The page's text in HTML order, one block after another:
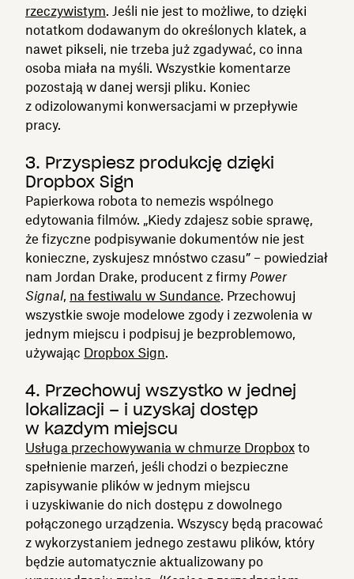
rzeczywistym. Jeśli nie jest to możliwe, to dzięki
notatkom dodawanym do określonych klatek, a
nawet pikseli, nie trzeba już zgadywać, co inna
osoba miała na myśli. Wszystkie komentarze
pozostają w danej wersji pliku. Koniec
z odizolowanymi konwersacjami w przepływie
pracy.
3. Przyspiesz produkcję dzięki
Dropbox Sign
Papierkowa robota to nemezis wspólnego
edytowania filmów. „Kiedy zdajesz sobie sprawę,
że fizyczne podpisywanie dokumentów nie jest
konieczne, zyskujesz mnóstwo czasu” – powiedział
nam Jordan Drake, producent z firmy Power
Signal, na festiwalu w Sundance. Przechowuj
wszystkie swoje modelowe zgody i zezwolenia w
jednym miejscu i podpisuj je bezproblemowo,
używając Dropbox Sign.
4. Przechowuj wszystko w jednej
lokalizacji – i uzyskaj dostęp
w każdym miejscu
Usługa przechowywania w chmurze Dropbox to
spełnienie marzeń, jeśli chodzi o bezpieczne
zapisywanie plików w jednym miejscu
i uzyskiwanie do nich dostępu z dowolnego
połączonego urządzenia. Wszyscy będą pracować
z wykorzystaniem jednego zestawu plików, który
będzie automatycznie aktualizowany po